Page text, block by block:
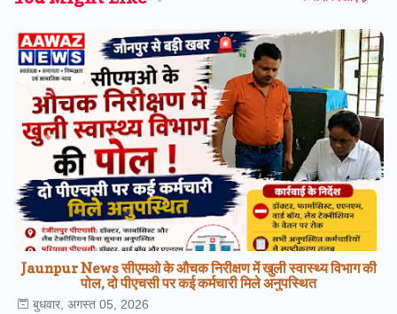
Jaunpur News सीएमओ के औचक निरीक्षण में खुली स्वास्थ्य विभाग की
पोल, दो पीएचसी पर कई कर्मचारी मिले अनुपस्थित
बुधवार, अगस्त 05, 2026